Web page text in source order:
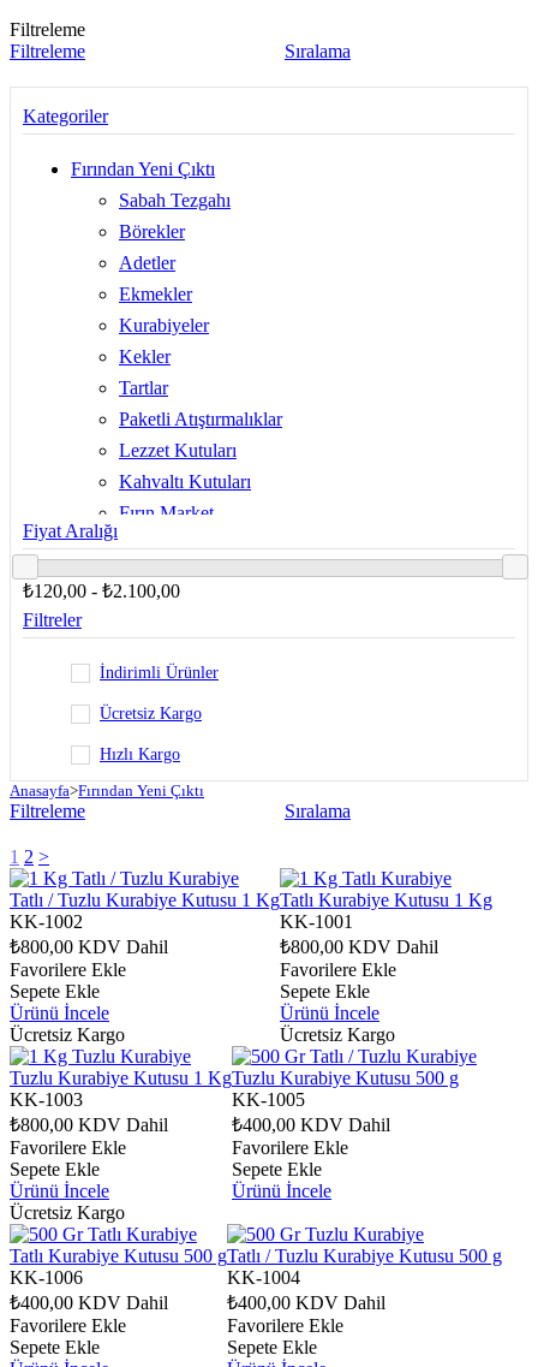
Filtreleme
Filtreleme
Sıralama
Kategoriler
Fırından Yeni Çıktı
Sabah Tezgahı
Börekler
Adetler
Ekmekler
Kurabiyeler
Kekler
Tartlar
Paketli Atıştırmalıklar
Lezzet Kutuları
Kahvaltı Kutuları
Fırın Market
Kutlama Pastaları
Pastalar
Çikolata
Hediyelikler
Fiyat Aralığı
₺120,00 - ₺2.100,00
Filtreler
İndirimli Ürünler
Ücretsiz Kargo
Hızlı Kargo
Anasayfa>Fırından Yeni Çıktı
Filtreleme Sıralama
1 2 >
Tatlı / Tuzlu Kurabiye Kutusu 1 Kg
KK-1002
₺800,00 KDV Dahil
Favorilere Ekle
Sepete Ekle
Ürünü İncele
Ücretsiz Kargo
Tatlı Kurabiye Kutusu 1 Kg
KK-1001
₺800,00 KDV Dahil
Favorilere Ekle
Sepete Ekle
Ürünü İncele
Ücretsiz Kargo
Tuzlu Kurabiye Kutusu 1 Kg
KK-1003
₺800,00 KDV Dahil
Favorilere Ekle
Sepete Ekle
Ürünü İncele
Ücretsiz Kargo
Tuzlu Kurabiye Kutusu 500 g
KK-1005
₺400,00 KDV Dahil
Favorilere Ekle
Sepete Ekle
Ürünü İncele
Tatlı Kurabiye Kutusu 500 g
KK-1006
₺400,00 KDV Dahil
Favorilere Ekle
Sepete Ekle
Tatlı / Tuzlu Kurabiye Kutusu 500 g
KK-1004
₺400,00 KDV Dahil
Favorilere Ekle
Sepete Ekle